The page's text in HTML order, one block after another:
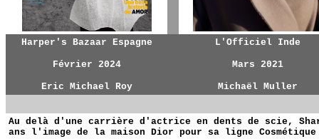
Harper's Bazaar Espagne
Février 2024
Eric Michael Roy
L'Officiel Inde
Mars 2021
Michaël Muller
Au delà d'une carrière d'actrice en dents de scie,
ans l'image de la maison Dior pour sa ligne Cosmétique